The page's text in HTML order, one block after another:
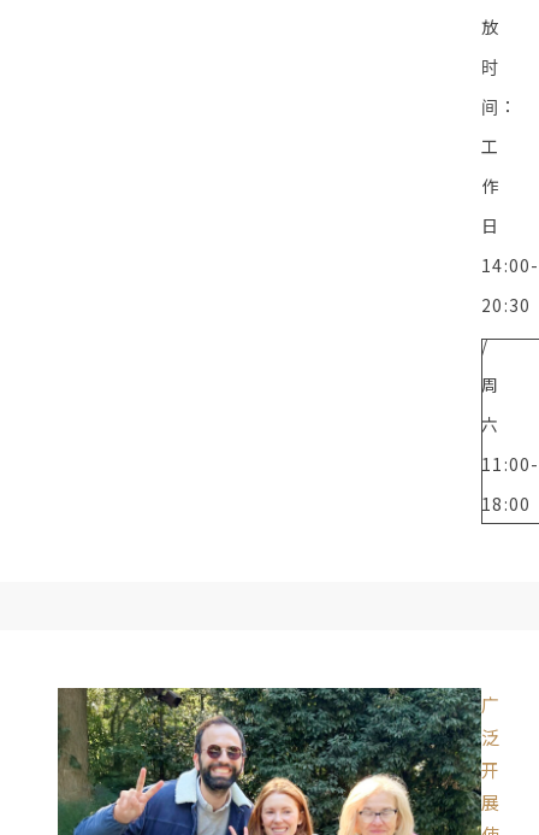
放
时
间：
工
作
日
14:00-
20:30
/
周
六
11:00-
18:00
广
泛
开
展